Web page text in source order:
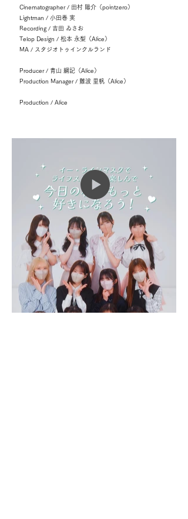
Cinematographer / 田村 陽介（pointzero）
Lightman / 小田巻 実
Recording / 吉田 ゐさお
Telop Design / 松本 永梨（Alice）
MA / スタジオトゥインクルランド
Producer / 青山 綱記（Alice）
Production Manager / 難波 里帆（Alice）
Production / Alice